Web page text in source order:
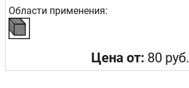
Области применения:
Цена от: 80 руб.